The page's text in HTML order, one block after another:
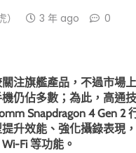
3 年 ago 0
注旗艦產品，不過市場
仍佔多數；為此，高通
Snapdragon 4 Gen 2
升效能、強化攝錄表現
Fi 等功能。